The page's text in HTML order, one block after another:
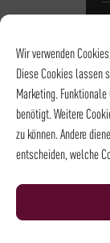
Wir verwenden
Diese Cookies lassen
Marketing.
benötigt. Weitere
zu können. Andere
entscheiden, welche